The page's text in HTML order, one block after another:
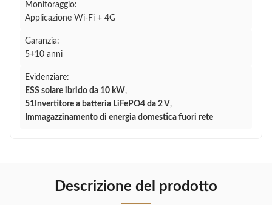
Monitoraggio:
Applicazione Wi-Fi + 4G
Garanzia:
5+10 anni
Evidenziare:
ESS solare ibrido da 10 kW,
51Invertitore a batteria LiFePO4 da 2 V,
Immagazzinamento di energia domestica fuori rete
Descrizione del prodotto